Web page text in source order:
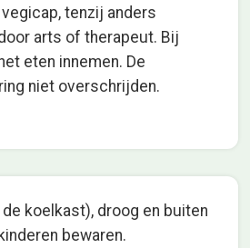
tenzij anders
arts of therapeut. Bij
eten innemen. De
niet overschrijden.
koelkast), droog en buiten
bewaren.